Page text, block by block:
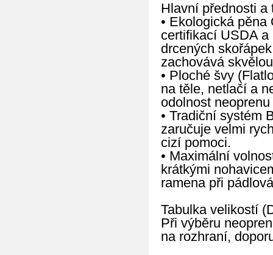
Hlavní přednosti a
• Ekologická
certifikací USDA
drcených
zachovává
• Ploché švy
na těle, netlačí a
odolnost
• Tradiční systém
zaručuje velmi
cizí pomoci.
• Maximální
krátkými
ramena při
Tabulka velikostí
Při výběru
na rozhraní,